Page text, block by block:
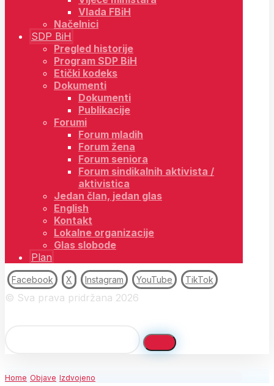
Vlada FBiH
Načelnici
SDP BiH
Pregled historije
Program SDP BiH
Etički kodeks
Dokumenti
Dokumenti
Publikacije
Forumi
Forum mladih
Forum žena
Forum seniora
Forum sindikalnih aktivista /
aktivistica
Jedan član, jedan glas
English
Kontakt
Lokalne organizacije
Glas slobode
Plan
Facebook X Instagram YouTube TikTok
© Sva prava pridržana 2026
Home Objave Izdvojeno